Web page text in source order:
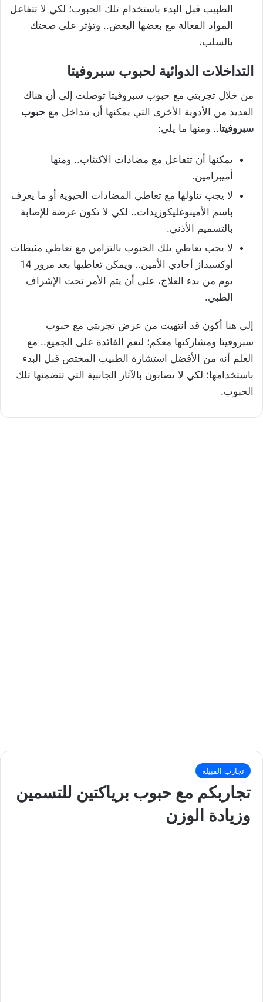
الطبيب قبل البدء باستخدام تلك الحبوب؛ لكي لا تتفاعل
المواد الفعالة مع بعضها البعض.. وتؤثر على صحتك
بالسلب.
التداخلات الدوائية لحبوب سبروفيتا
من خلال تجربتي مع حبوب سبروفيتا توصلت إلى أن هناك
العديد من الأدوية الأخرى التي يمكنها أن تتداخل مع حبوب
سبروفيتا.. ومنها ما يلي:
يمكنها أن تتفاعل مع مضادات الاكتئاب.. ومنها
أميبرامين.
لا يجب تناولها مع تعاطي المضادات الحيوية أو ما يعرف
باسم الأمينوغليكوزيدات.. لكي لا تكون عرضة للإصابة
بالتسميم الأذني.
لا يجب تعاطي تلك الحبوب بالتزامن مع تعاطي مثبطات
أوكسيداز أحادي الأمين.. ويمكن تعاطيها بعد مرور 14
يوم من بدء العلاج، على أن يتم الأمر تحت الإشراف
الطبي.
إلى هنا أكون قد انتهيت من عرض تجربتي مع حبوب
سبروفيتا ومشاركتها معكم؛ لتعم الفائدة على الجميع.. مع
العلم أنه من الأفضل استشارة الطبيب المختص قبل البدء
باستخدامها؛ لكي لا تصابون بالآثار الجانبية التي تتضمنها تلك
الحبوب.